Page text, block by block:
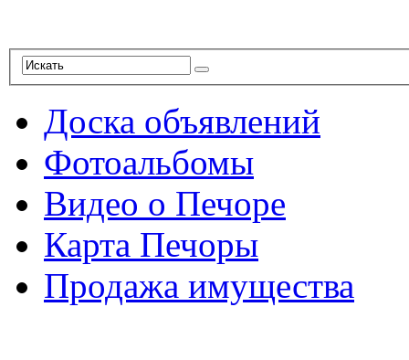
Доска объявлений
Фотоальбомы
Видео о Печоре
Карта Печоры
Продажа имущества